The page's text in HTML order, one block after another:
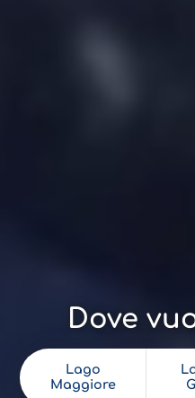
Dove
Lago
Maggiore